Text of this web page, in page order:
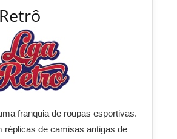
franquia de roupas esportivas.
réplicas de camisas antigas de